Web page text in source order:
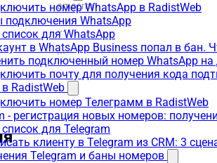
номер WhatsApp в RadistWeb
подключения WhatsApp
для WhatsApp
в WhatsApp Business попал в бан.
подключенный номер WhatsApp на
почту для получения кода
RadistWeb
номер Телеграмм в RadistWeb
- регистрация новых номеров:
для Telegram
клиенту в Telegram из CRM: 3
Telegram и баны номеров